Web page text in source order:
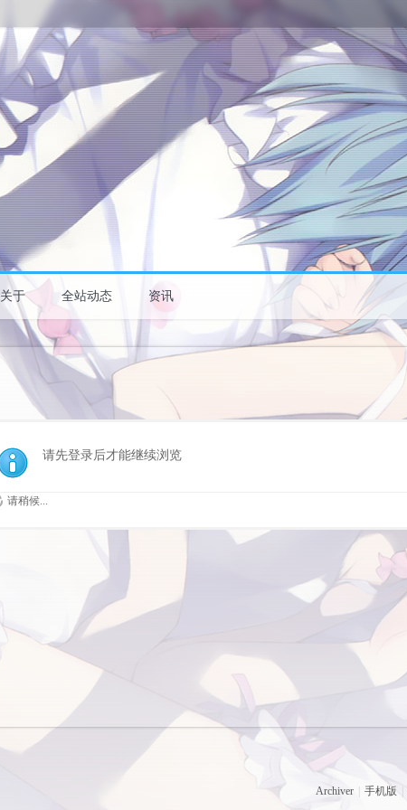
关于 全站动态 资讯
请先登录后才能继续浏览
请稍候...
Archiver 手机版